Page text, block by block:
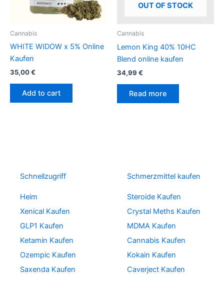
Cannabis
WHITE WIDOW x 5% Online
Kaufen
35,00€
Add to cart
OUT OF STOCK
Cannabis
Lemon King 40% 10HC
Blend online kaufen
34,99 €
Read more
Schnellzugriff
Heim
Xenical Kaufen
GLP1 Kaufen
Ketamin Kaufen
Ozempic Kaufen
Saxenda Kaufen
Schmerzmittel kaufen
Steroide Kaufen
Crystal Meths Kaufen
MDMA Kaufen
Cannabis Kaufen
Kokain Kaufen
Caverject Kaufen